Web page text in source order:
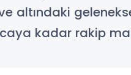
altındaki
kadar rakip